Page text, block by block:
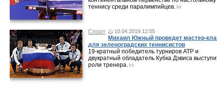
теннису среди паралимпийцев.
Спорт 10.04.2019 12:55
Михаил Южный проведет мастер-
для зеленоградских теннисистов
19-кратный победитель турниров ATP и
двукратный обладатель Кубка Дэвиса
роли тренера.